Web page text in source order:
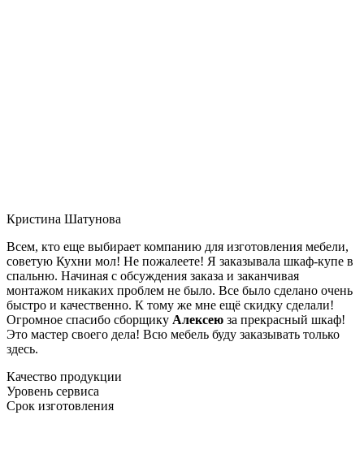
Кристина Шатунова
Всем, кто еще выбирает компанию для изготовления мебели,
советую Кухни мол! Не пожалеете! Я заказывала шкаф-купе в
спальню. Начиная с обсуждения заказа и заканчивая
монтажом никаких проблем не было. Все было сделано очень
быстро и качественно. К тому же мне ещё скидку сделали!
Огромное спасибо сборщику Алексею за прекрасный шкаф!
Это мастер своего дела! Всю мебель буду заказывать только
здесь.
Качество продукции
Уровень сервиса
Срок изготовления